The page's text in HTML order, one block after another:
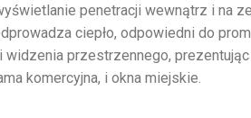
penetracji wewnątrz i na
ciepło, odpowiedni do
przestrzennego,
komercyjna, i okna miejskie.